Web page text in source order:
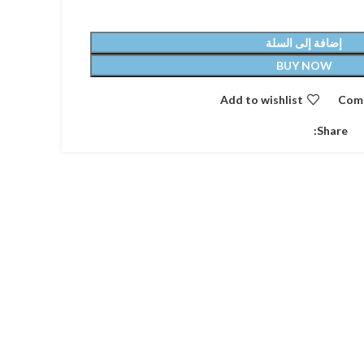
إضافة إلى السلة
BUY NOW
Add to wishlist
Share: